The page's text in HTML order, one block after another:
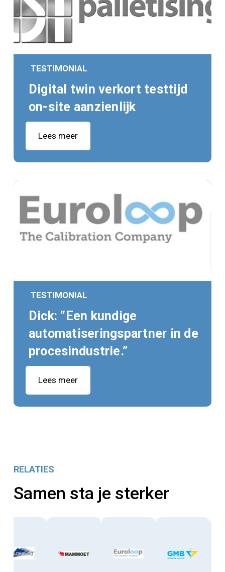
TESTIMONIAL
Digital twin verkort testtijd
on-site aanzienlijk
Lees meer
TESTIMONIAL
Dick: “Een kundige
automatiseringspartner in de
procesindustrie.”
Lees meer
RELATIES
Samen sta je sterker